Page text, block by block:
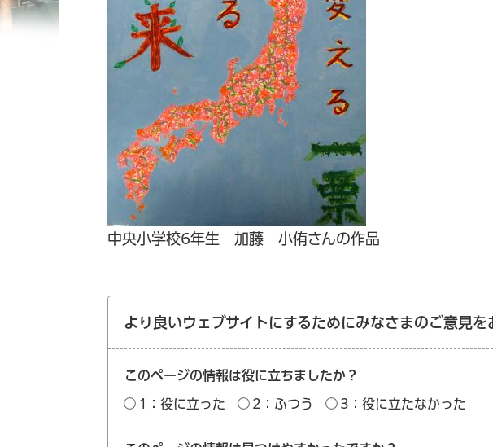
中央小学校6年生 加藤 小侑さんの作品
より良いウェブサイトにするためにみなさまのご意見を
このページの情報は役に立ちましたか？
1：役に立った 2：ふつう 3：役に立たなかった